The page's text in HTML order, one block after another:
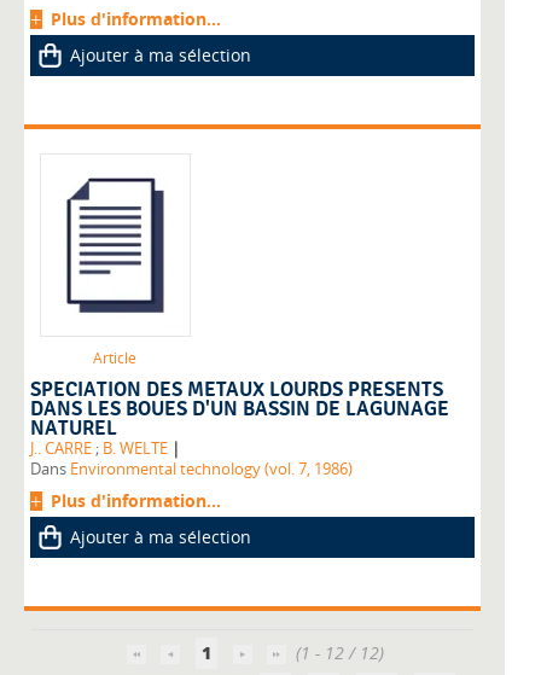
Plus d'information...
Ajouter à ma sélection
Article
SPECIATION DES METAUX LOURDS PRESENTS
DANS LES BOUES D'UN BASSIN DE LAGUNAGE
NATUREL
J.. CARRE ; B. WELTE |
Dans Environmental technology (vol. 7, 1986)
Plus d'information...
Ajouter à ma sélection
1
(1 - 12 / 12)